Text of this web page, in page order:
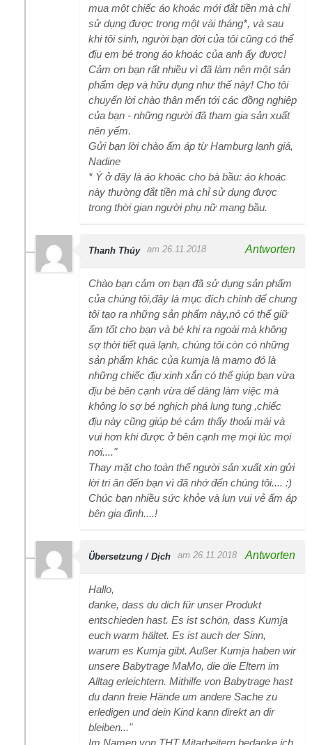
mua một chiếc áo khoác mới đắt tiền mà chỉ
sử dụng được trong một vài tháng*, và sau
khi tôi sinh, người bạn đời của tôi cũng có thể
địu em bé trong áo khoác của anh ấy được!
Cảm ơn bạn rất nhiều vì đã làm nên một sản
phẩm đẹp và hữu dụng như thế này! Cho tôi
chuyển lời chào thân mến tới các đồng nghiệp
của bạn - những người đã tham gia sản xuất
nên yếm.
Gửi bạn lời chào ấm áp từ Hamburg lạnh giá,
Nadine
* Ý ở đây là áo khoác cho bà bầu: áo khoác
này thường đắt tiền mà chỉ sử dụng được
trong thời gian người phụ nữ mang bầu.
Thanh Thúy am 26.11.2018 Antworten
Chào bạn cảm ơn bạn đã sử dụng sản phẩm
của chúng tôi,đây là mục đích chính để chung
tôi tạo ra những sản phẩm này,nó có thể giữ
ấm tốt cho bạn và bé khi ra ngoài mà không
sợ thời tiết quá lạnh, chúng tôi còn có những
sản phẩm khác của kumja là mamo đó là
những chiếc địu xinh xắn có thể giúp bạn vừa
địu bé bên cạnh vừa dể dàng làm việc mà
không lo sợ bé nghịch phá lung tung ,chiếc
địu này cũng giúp bé cảm thấy thoải mái và
vui hơn khi được ở bên cạnh mẹ mọi lúc mọi
nơi...."
Thay mặt cho toàn thể người sản xuất xin gửi
lời tri ân đến bạn vì đã nhớ đến chúng tôi.... :)
Chúc bạn nhiều sức khỏe và lun vui vẻ ấm áp
bên gia đình....!
Übersetzung / Dịch am 26.11.2018 Antworten
Hallo,
danke, dass du dich für unser Produkt
entschieden hast. Es ist schön, dass Kumja
euch warm hältet. Es ist auch der Sinn,
warum es Kumja gibt. Außer Kumja haben wir
unsere Babytrage MaMo, die die Eltern im
Alltag erleichtern. Mithilfe von Babytrage hast
du dann freie Hände um andere Sache zu
erledigen und dein Kind kann direkt an dir
bleiben..."